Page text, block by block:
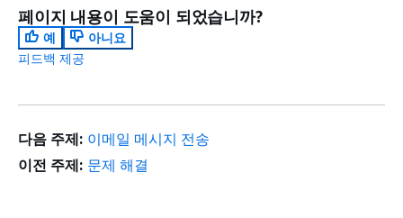
페이지 내용이 도움이 되었습니까?
예
아니요
피드백 제공
다음 주제: 이메일 메시지 전송
이전 주제: 문제 해결